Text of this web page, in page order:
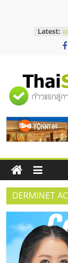
Latest:
ไ
บ
วิ
โ
"ศูนย์
รวม
ข้อมูล
ธุรกิจ
SME
แห่ง
ประเ
DERMINET